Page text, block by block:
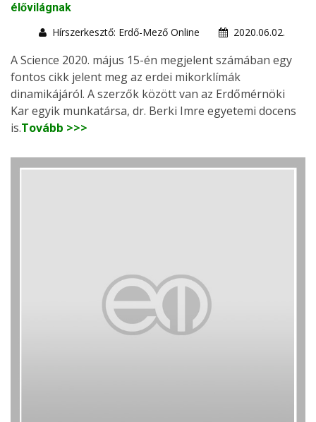
élővilágnak
Hírszerkesztő: Erdő-Mező Online
2020.06.02.
A Science 2020. május 15-én megjelent számában egy
fontos cikk jelent meg az erdei mikorklímák
dinamikájáról. A szerzők között van az Erdőmérnöki
Kar egyik munkatársa, dr. Berki Imre egyetemi docens
is.Tovább >>>